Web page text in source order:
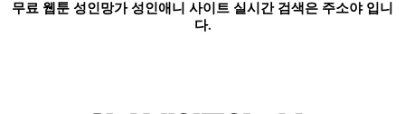
무료 웹툰 성인망가 성인애니 사이트 실시간 검색은 주소야 입니
다.